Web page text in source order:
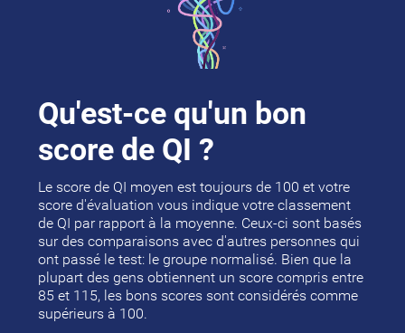
Qu'est-ce qu'un bon
score de QI ?
Le score de QI moyen est toujours de 100 et votre
score d'évaluation vous indique votre classement
de QI par rapport à la moyenne. Ceux-ci sont basés
sur des comparaisons avec d'autres personnes qui
ont passé le test: le groupe normalisé. Bien que la
plupart des gens obtiennent un score compris entre
85 et 115, les bons scores sont considérés comme
supérieurs à 100.